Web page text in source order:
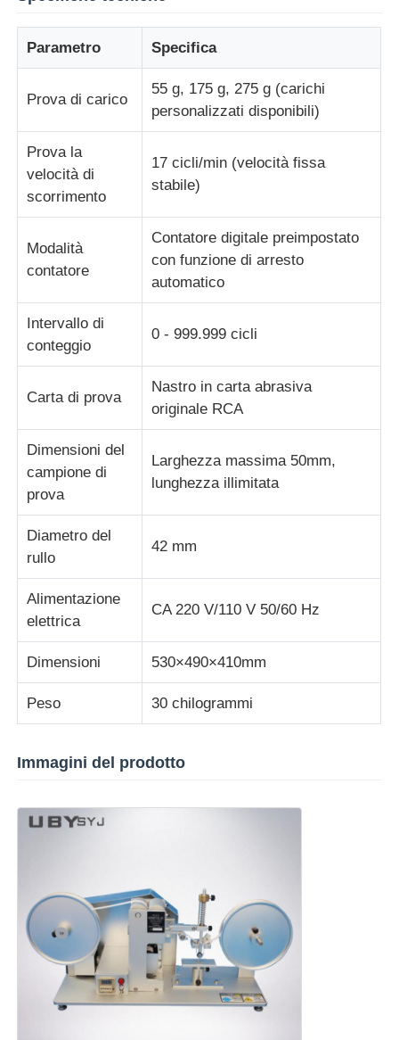
Macchina per test di impatto
Macchina di prova dell'abrasione
apparecchiatura di collaudo di gomma
Apparecchiature per test sulle calzature
Attrezzature per la prova dei materiali da costruzione
Apparecchiature per la prova degli imballaggi
Attrezzature per la prova degli adesivi
macchina per prove su tessuti
Regolatore di umidità e di temperatura
tester di durezza
Parametro Specifica
Prova di carico
55 g, 175 g, 275 g (carichi
personalizzati disponibili)
Prova la
velocità di
scorrimento
17 cicli/min (velocità fissa
stabile)
Modalità
contatore
Contatore digitale preimpostato
con funzione di arresto
automatico
Intervallo di
conteggio
0 - 999.999 cicli
Carta di prova
Nastro in carta abrasiva
originale RCA
Dimensioni del
campione di
prova
Larghezza massima 50mm,
lunghezza illimitata
Diametro del
rullo
42 mm
Alimentazione
elettrica
CA 220 V/110 V 50/60 Hz
Dimensioni 530×490×410mm
Peso 30 chilogrammi
Immagini del prodotto